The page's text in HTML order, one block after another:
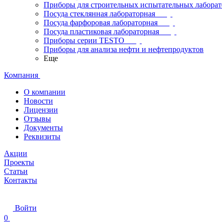
Приборы для строительных испытательных
Посуда стеклянная лабораторная
Посуда фарфоровая лабораторная
Посуда пластиковая лабораторная
Приборы серии TESTO
Приборы для анализа нефти и нефтепродуктов
Еще
Компания
О компании
Новости
Лицензии
Отзывы
Документы
Реквизиты
Акции
Проекты
Статьи
Контакты
Войти
0